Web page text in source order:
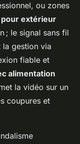
ou zones
extérieur
; le signal sans fil
gestion via
fiable et
alimentation
la vidéo sur un
coupures et